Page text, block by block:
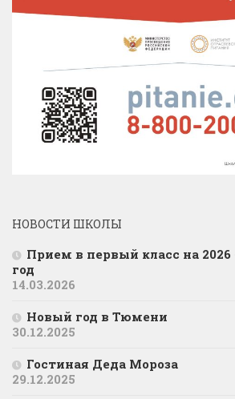
НОВОСТИ ШКОЛЫ
Прием в первый класс на
год
14.03.2026
Новый год в Тюмени
30.12.2025
Гостиная Деда Мороза
29.12.2025